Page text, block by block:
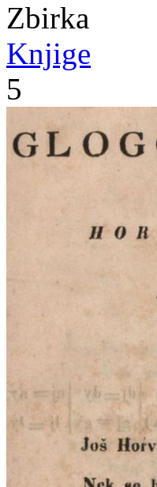
Zbirka
Knjige
5